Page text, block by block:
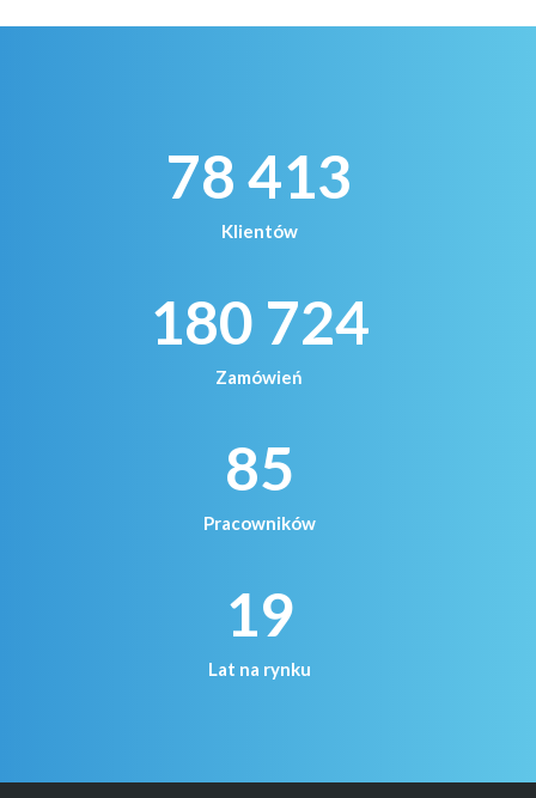
78 413
Klientów
180 724
Zamówień
85
Pracowników
19
Lat na rynku